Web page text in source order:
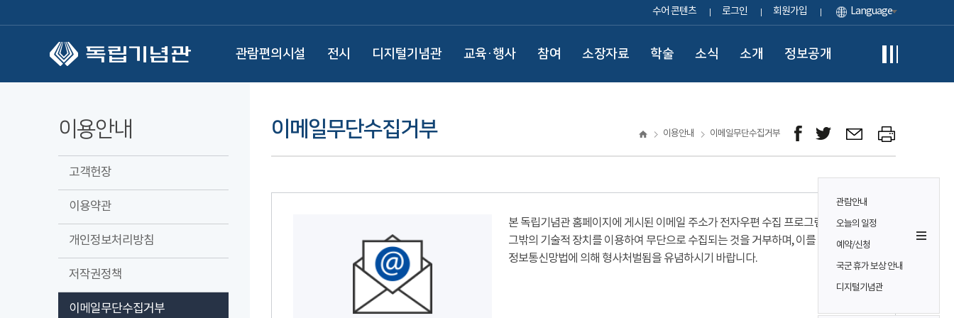
수어 콘텐츠 로그인 회원가입 Language
관람편의시설 전시 디지털기념관 교육·행사 참여 소장자료 학술 소식 소개 정보공개
관람안내
오늘의 일정
예약/신청
국군 휴가 보상 안내
디지털기념관
이용안내
고객헌장
이용약관
개인정보처리방침
저작권정책
이메일무단수집거부
이메일무단수집거부 이용안내 이메일무단수집거부
본 독립기념관 홈페이지에 게시된 이메일 주소가 전자우편 수집 프로그램이나
그밖의 기술적 장치를 이용하여 무단으로 수집되는 것을 거부하며, 이를 위반시
정보통신망법에 의해 형사처벌됨을 유념하시기 바랍니다.